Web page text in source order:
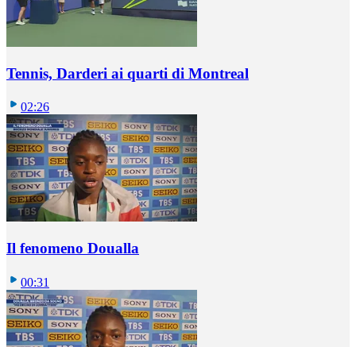
Tennis, Darderi ai quarti di Montreal
02:26
Il fenomeno Doualla
00:31